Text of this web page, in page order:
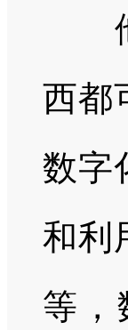
西都
数字
和利
等，